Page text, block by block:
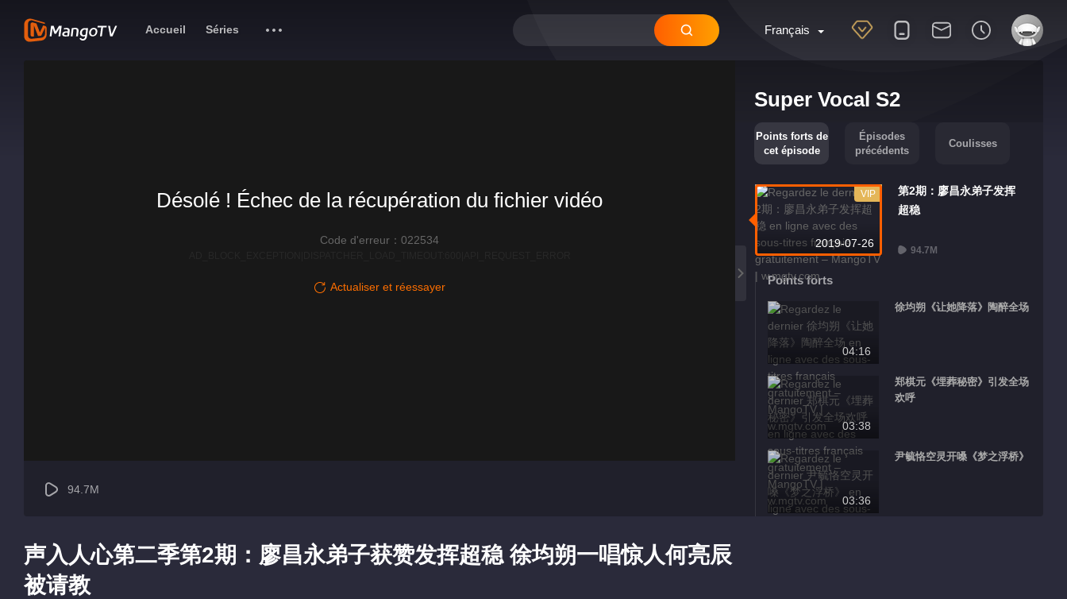
Français
Accueil Séries
Super Vocal S2
Points forts de
cet épisode
Épisodes
précédents
Coulisses
2019-07-26
VIP
第2期：廖昌永弟子发挥
超稳
94.7M
Points forts
04:16
徐均朔《让她降落》陶醉全场
03:38
郑棋元《埋葬秘密》引发全场
欢呼
03:36
尹毓恪空灵开嗓《梦之浮桥》
Désolé ! Échec de la récupération du fichier vidéo
Code d'erreur：022534
Actualiser et réessayer
94.7M
声入人心第二季第2期：廖昌永弟子获赞发挥超稳 徐均朔一唱惊人何亮辰
被请教